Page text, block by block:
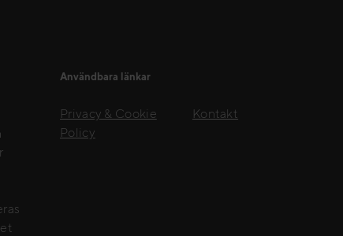
Användbara länkar
Privacy & Cookie
Policy
Kontakt